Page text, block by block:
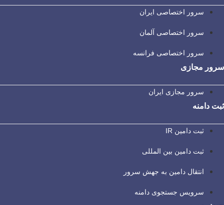
سرور اختصاصی ایران
سرور اختصاصی آلمان
سرور اختصاصی فرانسه
سرور مجازی
سرور مجازی ایران
ثبت دامنه
ثبت دامین IR
ثبت دامین بین المللی
انتقال دامین به جهش سرور
سرویس جستجوی دامنه